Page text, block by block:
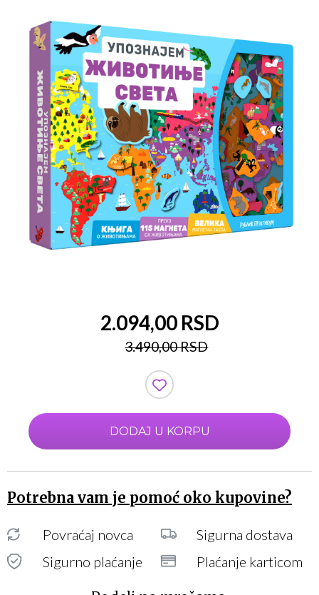
2.094,00 RSD
3.490,00 RSD
DODAJ U KORPU
Potrebna vam je pomoć oko kupovine?
Povraćaj novca
Sigurna dostava
Sigurno plaćanje
Plaćanje karticom